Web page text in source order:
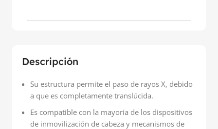
Descripción
Su estructura permite el paso de rayos X, debido
a que es completamente translúcida.
Es compatible con la mayoría de los dispositivos
de inmovilización de cabeza y mecanismos de